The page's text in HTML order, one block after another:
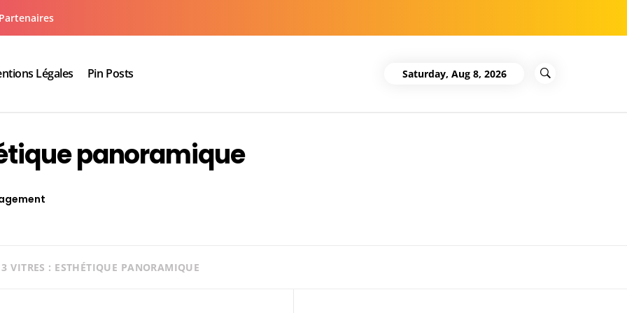
Partenaires
Légales Pin Posts Saturday, Aug 8, 2026
panoramique
3 VITRES : ESTHÉTIQUE PANORAMIQUE